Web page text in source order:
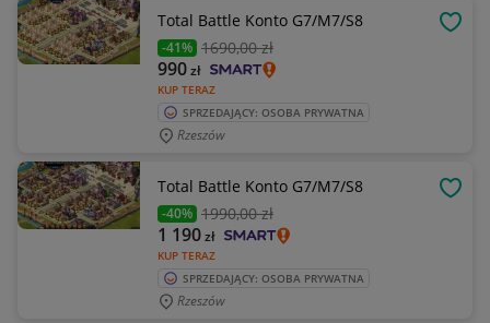
Total Battle Konto G7/M7/S8
-41% 1690,00 zł
KUP TERAZ
990zł
SPRZEDAJĄCY: OSOBA PRYWATNA
Rzeszów
Total Battle Konto G7/M7/S8
-40% 1990,00 zł
KUP TERAZ
1 190zł
SPRZEDAJĄCY: OSOBA PRYWATNA
Rzeszów